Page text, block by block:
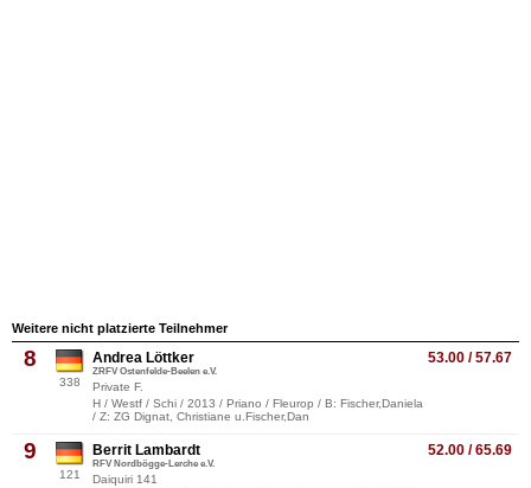
Weitere nicht platzierte Teilnehmer
8
338
53.00 / 57.67
Andrea Löttker
ZRFV Ostenfelde-Beelen e.V.
Private F.
H / Westf / Schi / 2013 / Priano / Fleurop / B: Fischer,Daniela
/ Z: ZG Dignat, Christiane u.Fischer,Dan
9
121
52.00 / 65.69
Berrit Lambardt
RFV Nordbögge-Lerche e.V.
Daiquiri 141